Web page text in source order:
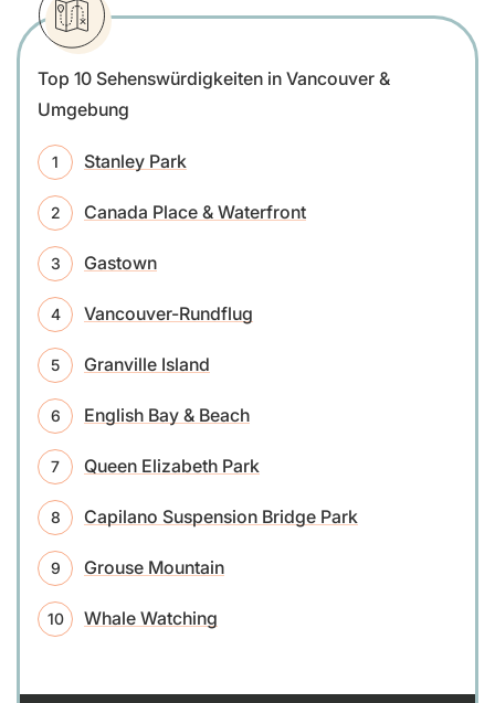
Top 10 Sehenswürdigkeiten in Vancouver &
Umgebung
Stanley Park
Canada Place & Waterfront
Gastown
Vancouver-Rundflug
Granville Island
English Bay & Beach
Queen Elizabeth Park
Capilano Suspension Bridge Park
Grouse Mountain
Whale Watching